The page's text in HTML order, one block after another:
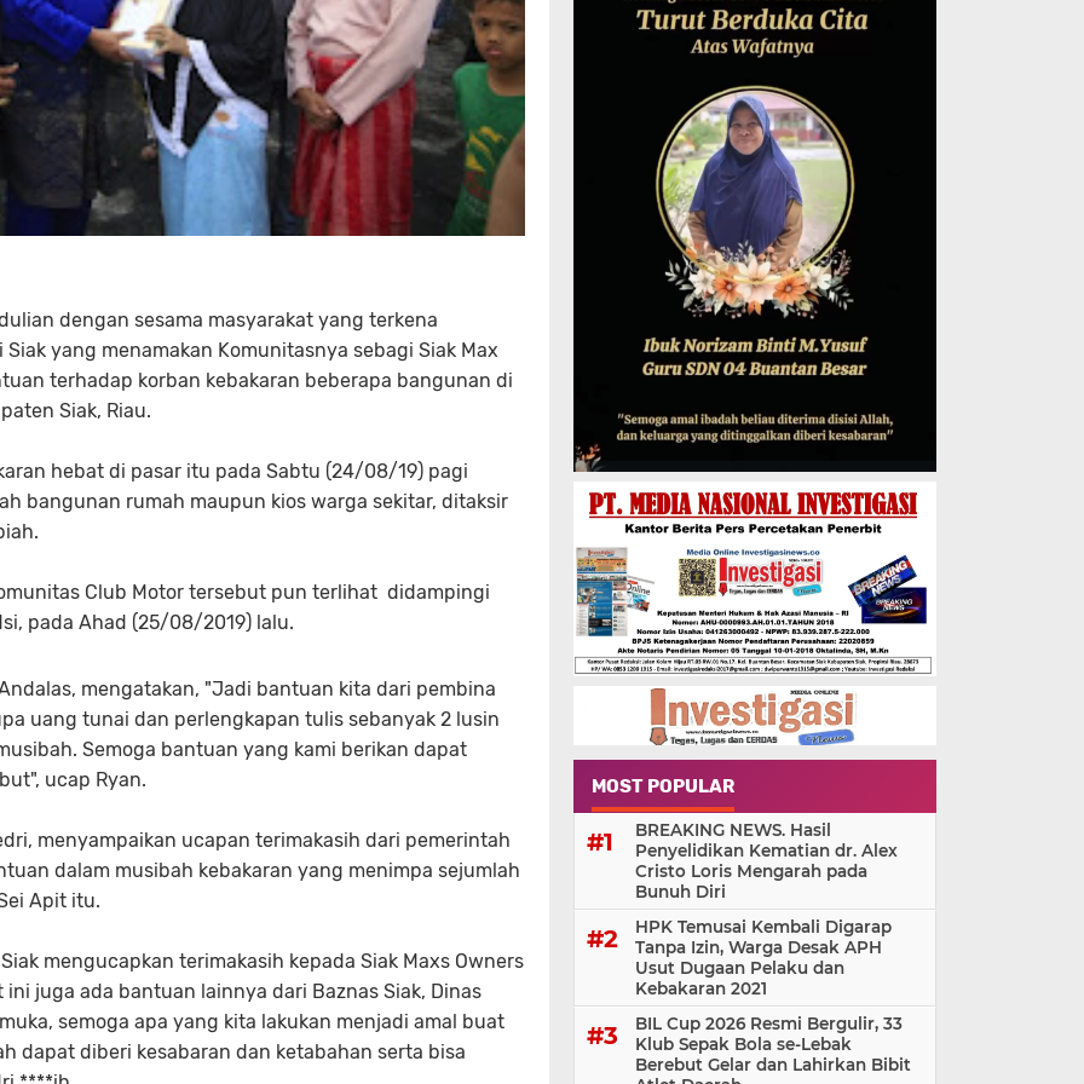
dengan sesama masyarakat yang terkena
yang menamakan Komunitasnya sebagi Siak Max
terhadap korban kebakaran beberapa bangunan di
Siak, Riau.
hebat di pasar itu pada Sabtu (24/08/19) pagi
bangunan rumah maupun kios warga sekitar, ditaksir
Club Motor tersebut pun terlihat didampingi
pada Ahad (25/08/2019) lalu.
mengatakan, "Jadi bantuan kita dari pembina
uang tunai dan perlengkapan tulis sebanyak 2 lusin
Semoga bantuan yang kami berikan dapat
ucap Ryan.
menyampaikan ucapan terimakasih dari pemerintah
dalam musibah kebakaran yang menimpa sejumlah
Apit itu.
mengucapkan terimakasih kepada Siak Maxs Owners
juga ada bantuan lainnya dari Baznas Siak, Dinas
semoga apa yang kita lakukan menjadi amal buat
dapat diberi kesabaran dan ketabahan serta bisa
MOST POPULAR
BREAKING NEWS. Hasil
Penyelidikan Kematian dr. Alex
Cristo Loris Mengarah pada
Bunuh Diri
HPK Temusai Kembali Digarap
Tanpa Izin, Warga Desak APH
Usut Dugaan Pelaku dan
Kebakaran 2021
BIL Cup 2026 Resmi Bergulir, 33
Klub Sepak Bola se-Lebak
Berebut Gelar dan Lahirkan Bibit